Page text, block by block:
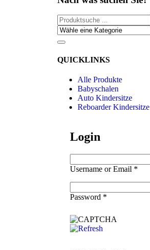
QUICKLINKS
Alle Produkte
Babyschalen
Auto Kindersitze
Reboarder Kindersitze
Login
Username or Email *
Password *